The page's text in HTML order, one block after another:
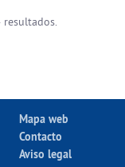
Mapa web
Contacto
Aviso legal